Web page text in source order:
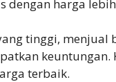
dengan harga
tinggi, menjual
terbaik.